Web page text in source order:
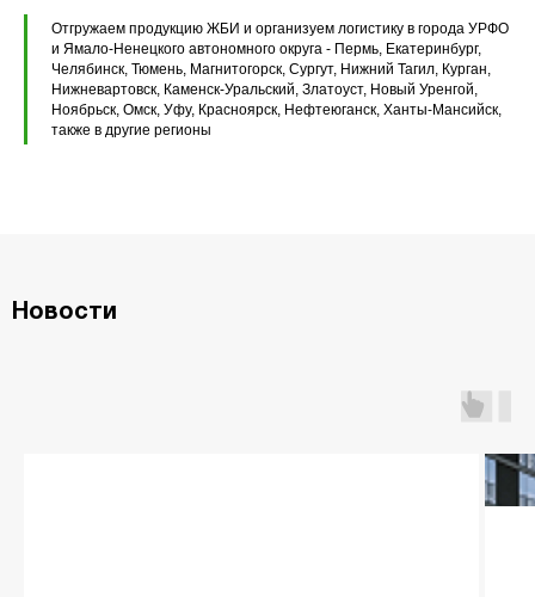
Отгружаем продукцию ЖБИ и организуем логистику в города УРФО
и Ямало-Ненецкого автономного округа - Пермь, Екатеринбург,
Челябинск, Тюмень, Магнитогорск, Сургут, Нижний Тагил, Курган,
Нижневартовск, Каменск-Уральский, Златоуст, Новый Уренгой,
Ноябрьск, Омск, Уфу, Красноярск, Нефтеюганск, Ханты-Мансийск,
также в другие регионы
Новости
Плиты перекрытия ПК
Плиты перекрытия ПБ